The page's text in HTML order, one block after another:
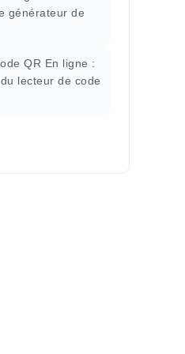
générateur de
QR En ligne :
lecteur de code